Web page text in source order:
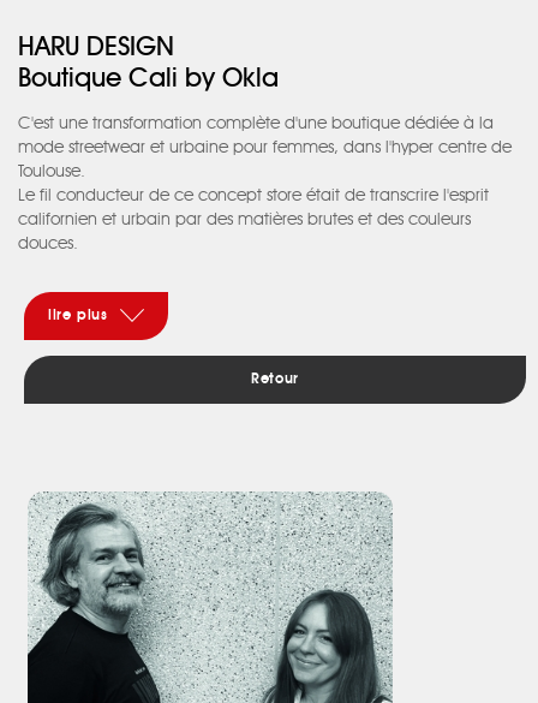
HARU DESIGN
Boutique Cali by Okla
C'est une transformation complète d'une boutique dédiée à la
mode streetwear et urbaine pour femmes, dans l'hyper centre de
Toulouse.
Le fil conducteur de ce concept store était de transcrire l'esprit
californien et urbain par des matières brutes et des couleurs
douces.
de la création du logo jusqu'à la conception du mobilier sur
mesure.lire plus
Retour